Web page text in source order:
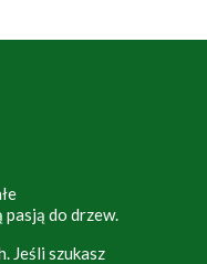
do drzew.
Jeśli szukasz